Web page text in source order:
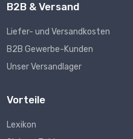
B2B & Versand
Liefer- und Versandkosten
B2B Gewerbe-Kunden
Unser Versandlager
Vorteile
Lexikon